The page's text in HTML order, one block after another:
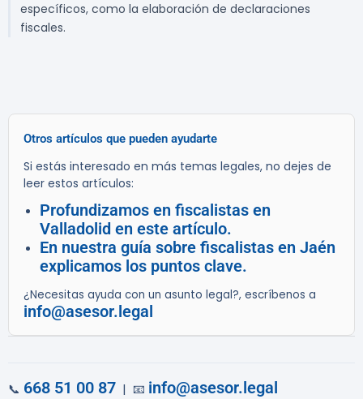
específicos, como la elaboración de declaraciones
fiscales.
Otros artículos que pueden ayudarte
Si estás interesado en más temas legales, no dejes de
leer estos artículos:
Profundizamos en fiscalistas en
Valladolid en este artículo.
En nuestra guía sobre fiscalistas en Jaén
explicamos los puntos clave.
¿Necesitas ayuda con un asunto legal?, escríbenos a
info@asesor.legal
📞 668 51 00 87 | 📧 info@asesor.legal